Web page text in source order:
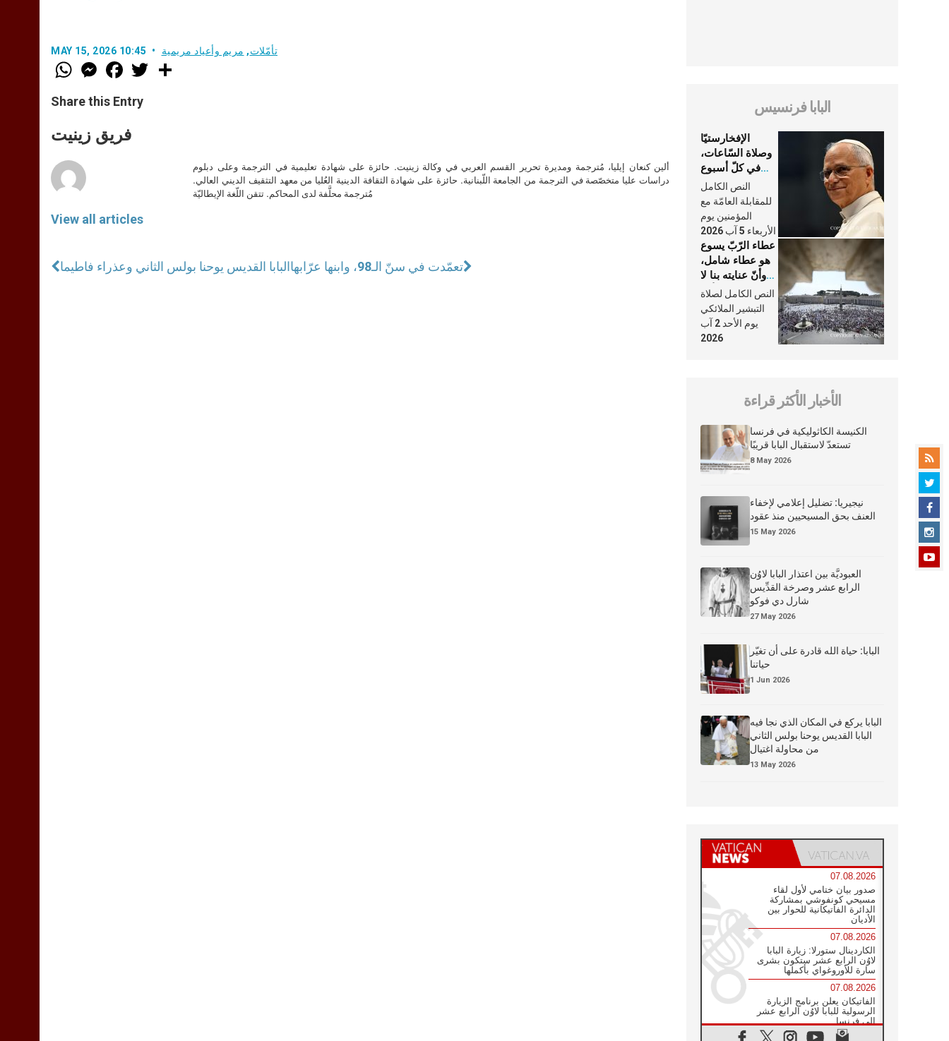
MAY 15, 2026 10:45 تأمّلات, مريم وأعياد مريمية
W
h
t
s
p
p
M
e
s
e
g
e
F
a
e
b
o
k
w
Share this Entry
فريق زينيت
View all articles
ألين كنعان إيليا، مُترجمة ومديرة تحرير القسم العربي في وكالة زينيت. حائزة على شهادة تعليمية في الترجمة وعلى دبلوم
دراسات عليا متخصّصة في الترجمة من الجامعة اللّبنانية. حائزة على شهادة الثقافة الدينية العُليا من معهد التثقيف الديني العالي.
مُترجمة محلَّفة لدى المحاكم. تتقن اللّغة الإيطاليّة
البابا القديس يوحنا بولس الثاني وعذراء فاطيما تعمّدت في سنّ الـ98، وابنها عرّابها
البابا فرنسيس
الإفخارستيّا
وصلاة السّاعات،
في كلّ أسبوع
وكلّ يوم، هما
النَّفَس في حياة
الكنيسة
النص الكامل
للمقابلة العامّة مع
المؤمنين يوم
الأربعاء 5 آب 2026
عطاء الرّبّ يسوع
هو عطاء شامل،
وأنّ عنايته بنا لا
تغيب عنّا أبدًا
النص الكامل لصلاة
التبشير الملائكي
يوم الأحد 2 آب
2026
الأخبار الأكثر قراءة
الكنيسة الكاثوليكية في فرنسا
تستعدّ لاستقبال البابا قريبًا
8 May 2026
نيجيريا: تضليل إعلامي لإخفاء
العنف بحق المسيحيين منذ عقود
15 May 2026
العبوديَّة بين اعتذار البابا لاوُن
الرابع عشر وصرخة القدِّيس
شارل دي فوكو
27 May 2026
البابا: حياة الله قادرة على أن تغيّر
حياتنا
1 Jun 2026
البابا يركع في المكان الذي نجا فيه
البابا القديس يوحنا بولس الثاني
من محاولة اغتيال
13 May 2026
07.08.2026
صدور بيان ختامي لأول لقاء
مسيحي كونفوشي بمشاركة
الدائرة الفاتيكانية للحوار بين
الأديان
07.08.2026
الكاردينال ستورلا: زيارة البابا
لاوُن الرابع عشر ستكون بشرى
سارة للأوروغواي بأكملها
07.08.2026
الفاتيكان يعلن برنامج الزيارة
الرسولية للبابا لاوُن الرابع عشر
إلى فرنسا
07.08.2026